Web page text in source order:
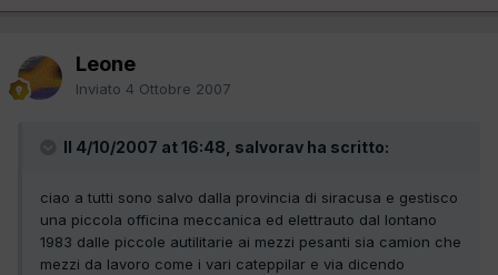
Leone
Inviato 4 Ottobre 2007
Il 4/10/2007 at 16:48, salvorav ha scritto:
ciao a tutti sono salvo dalla provincia di siracusa e gestisco
una piccola officina meccanica ed elettrauto dal lontano
1983 dalle piccole autilitarie ai mezzi pesanti sia camion che
mezzi da lavoro come i vari cateppilar e via dicendo